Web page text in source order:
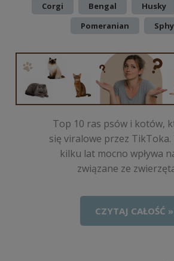
Corgi Bengal Husky
Pomeranian
Top 10 ras psów i kotów,
się viralowe przez
kilku lat mocno wpływa
związane ze
CZYTAJ CAŁOŚĆ »